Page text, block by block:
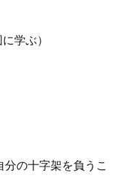
学ぶ）
の十字架を負うこ